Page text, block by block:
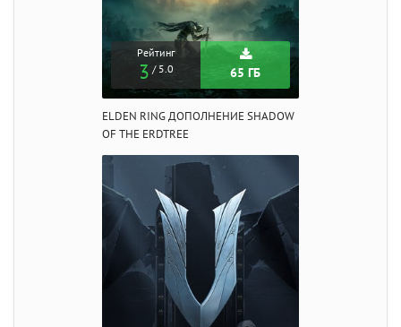
Рейтинг
3 / 5.0 65 ГБ
ELDEN RING ДОПОЛНЕНИЕ SHADOW
OF THE ERDTREE